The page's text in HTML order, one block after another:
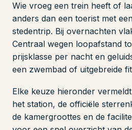
Wie vroeg een trein heeft of
anders dan een toerist met
stedentrip. Bij overnachten
Centraal wegen loopafstand
prijsklasse per nacht en
een zwembad of uitgebreide
Elke keuze hieronder
het station, de officiële
de kamergroottes en de